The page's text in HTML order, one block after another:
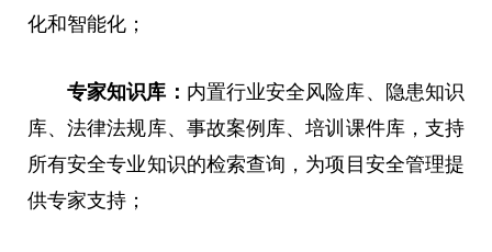
化和智能化；
专家知识库： 内置行业安全风险库、隐患知识
库、法律法规库、事故案例库、培训课件库，支持
所有安全专业知识的检索查询，为项目安全管理提
供专家支持；